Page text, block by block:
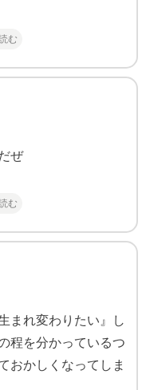
む
ぜ
む
まれ変わりたい』し
程を分かっているつ
おかしくなってしま